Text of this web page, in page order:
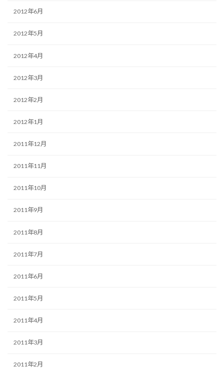
2012年6月
2012年5月
2012年4月
2012年3月
2012年2月
2012年1月
2011年12月
2011年11月
2011年10月
2011年9月
2011年8月
2011年7月
2011年6月
2011年5月
2011年4月
2011年3月
2011年2月